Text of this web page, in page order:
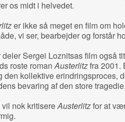
os midt i helvedet.
er ikke så meget en film om
vi ser, bearbejder og forstår
deler Sergei Loznitsas film også
roste romanAusterlitzfra 2001.
den kollektive erindringsproces,
bevaring af den store tragedie.
vil nok kritisereAusterlitzfor at